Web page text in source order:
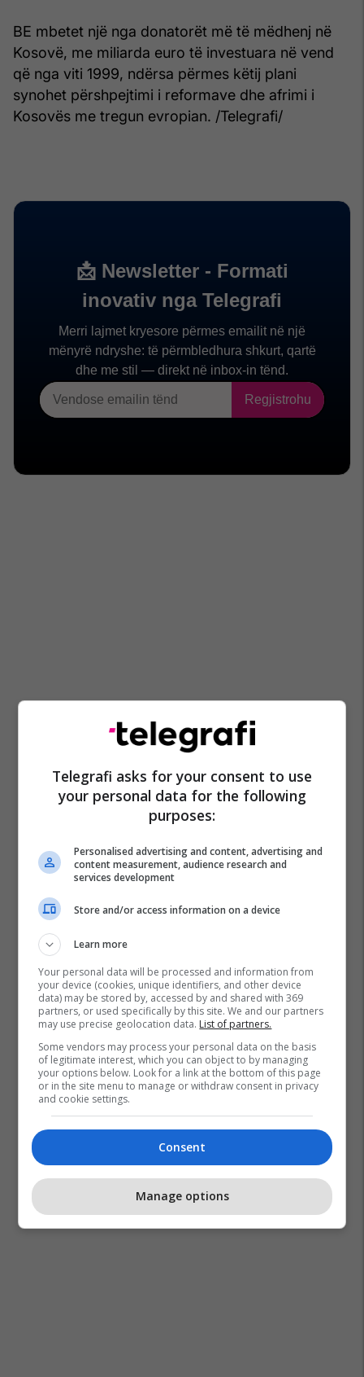
BE mbetet një nga donatorët më të mëdhenj në
Kosovë, me miliarda euro të investuara në vend
që nga viti 1999, ndërsa përmes këtij plani
synohet përshpejtimi i reformave dhe afrimi i
Kosovës me tregun evropian. /Telegrafi/
Telegrafi asks for your consent to use
your personal data for the following
purposes:
Personalised advertising and content, advertising and
content measurement, audience research and
services development
Store and/or access information on a device
Learn more
Your personal data will be processed and information from
your device (cookies, unique identifiers, and other device
data) may be stored by, accessed by and shared with 369
partners, or used specifically by this site. We and our partners
may use precise geolocation data. List of partners.
Some vendors may process your personal data on the basis
of legitimate interest, which you can object to by managing
your options below. Look for a link at the bottom of this page
or in the site menu to manage or withdraw consent in privacy
and cookie settings.
Consent
Manage options